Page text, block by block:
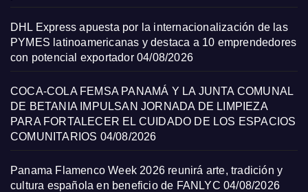
DHL Express apuesta por la internacionalización de las
PYMES latinoamericanas y destaca a 10 emprendedores
con potencial exportador 04/08/2026
COCA-COLA FEMSA PANAMÁ Y LA JUNTA COMUNAL
DE BETANIA IMPULSAN JORNADA DE LIMPIEZA
PARA FORTALECER EL CUIDADO DE LOS ESPACIOS
COMUNITARIOS 04/08/2026
Panama Flamenco Week 2026 reunirá arte, tradición y
cultura española en beneficio de FANLYC 04/08/2026